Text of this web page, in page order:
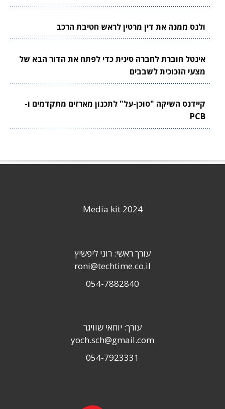
ולנס ממנה את דין מרטין לראש חטיבת הרכב
אינטל חוברת לחברה סינית כדי לפתח את הדור הבא של
מצעי הזכוכית לשבבים
קיידנס השיקה "סוכן-על" לתכנון מארזים מתקדמים ו-
PCB
Media kit 2024
עורך ראשי: רוני ליפשיץ
roni@techtime.co.il
054-7882840
עורך: יוחאי שוויגר
yoch.sch@gmail.com
054-7923331